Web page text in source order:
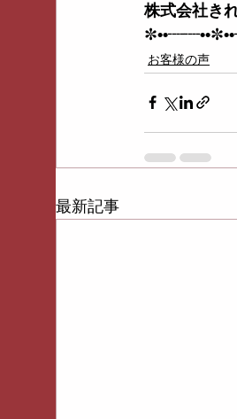
株式会社き
✼••┈┈••✼
お客様の声
最新記事